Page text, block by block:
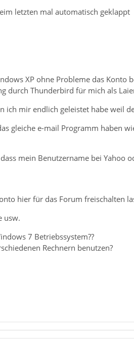
letzten mal automatisch geklappt
XP ohne Probleme das
durch Thunderbird für mich als
ich mir endlich geleistet habe weil
gleiche e-mail Programm haben
mein Benutzername bei Yahoo
hier für das Forum freischalten
usw.
7 Betriebssystem??
Rechnern benutzen?